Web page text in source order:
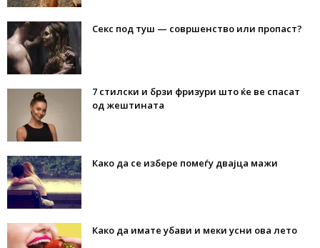
Секс под туш — совршенство или пропаст?
7 стилски и брзи фризури што ќе ве спасат
од жештината
Како да се избере помеѓу двајца мажи
Како да имате убави и меки усни ова лето